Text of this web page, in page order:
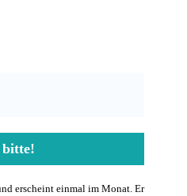
erscheint einmal im Monat. Er